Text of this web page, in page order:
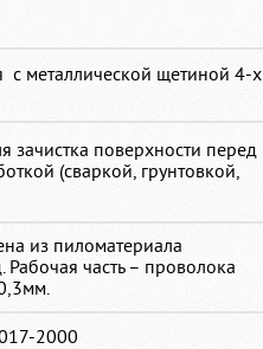
с металлической щетиной 4-х
зачистка поверхности перед
(сваркой, грунтовкой,
из пиломатериала
часть – проволока
2000